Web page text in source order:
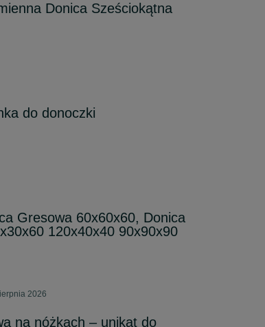
Donica Sześciokątna
do donoczki
Gresowa 60x60x60, Donica
120x40x40 90x90x90
2026
na nóżkach – unikat do